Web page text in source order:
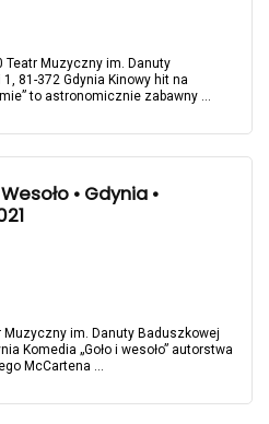
Teatr Muzyczny im. Danuty
81-372 Gdynia Kinowy hit na
to astronomicznie zabawny ...
• Gdynia •
Muzyczny im. Danuty Baduszkowej
Komedia „Goło i wesoło” autorstwa
McCartena ...